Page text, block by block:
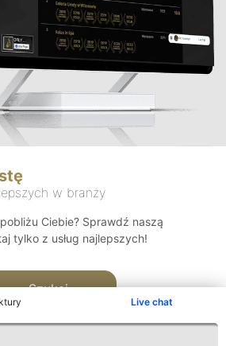
Live chat
w branży
Ciebie? Sprawdź naszą
tylko z usług najlepszych!
Szukaj